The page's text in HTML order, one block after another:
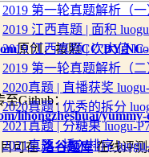
2019 第一轮真题解析（
2019 江西真题 | 面积
2019 江西真题 | 次大值
2019 第一轮真题解析（
2020真题 | 直播获奖
2020真题 | 优秀的拆分
2021真题 | 分糖果 luogu-
2021真题 | 插入排序
原创，按照CC BY-NC-
至Github：
lihongzheshuai/yummy-
可在洛谷题库在线评